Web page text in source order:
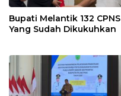
Bupati Melantik 132 CPNS
Yang Sudah Dikukuhkan